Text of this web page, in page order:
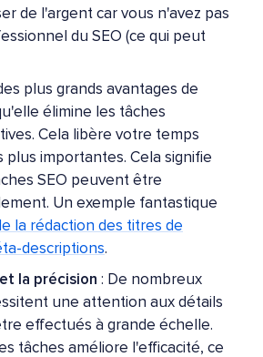
de l'argent car vous n'avez pas
du SEO (ce qui peut
plus grands avantages de
élimine les tâches
Cela libère votre temps
plus importantes. Cela signifie
SEO peuvent être
Un exemple fantastique
la rédaction des titres de
descriptions.
la précision : De nombreux
une attention aux détails
effectués à grande échelle.
tâches améliore l'efficacité, ce